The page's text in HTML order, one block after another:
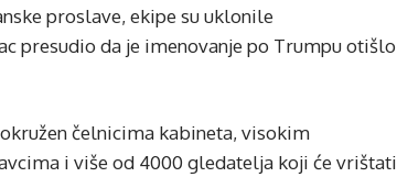
proslave, ekipe su uklonile
presudio da je imenovanje po Trumpu otišlo
čelnicima kabineta, visokim
i više od 4000 gledatelja koji će vrištati